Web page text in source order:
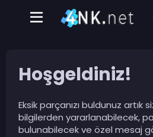
Hoşgeldiniz!
Eksik parçanızı buldunuz artık
bilgilerden yararlanabilecek,
bulunabilecek ve özel mesaj